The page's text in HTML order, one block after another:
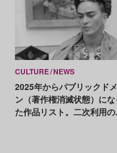
CULTURE NEWS
2025年からパブリックド
ン（著作権消滅状態）にな
た作品リスト。二次利用の